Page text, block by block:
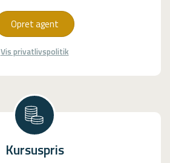
Opret agent
Vis privatlivspolitik
Kursuspris